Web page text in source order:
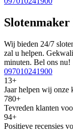
Wij bieden 24/7
zal u helpen.
minuten. Bel ons nu!
097010241900
13+
Jaar helpen wij onze
780+
Tevreden klanten
94+
Positieve recensies